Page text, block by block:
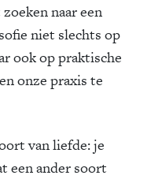
naar een
niet slechts op
ook op praktische
onze praxis te
van liefde: je
een ander soort